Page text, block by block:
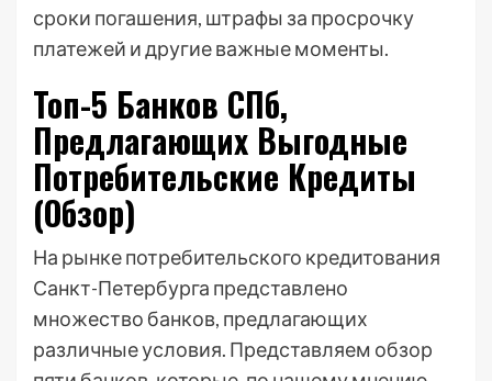
сроки погашения, штрафы за просрочку
платежей и другие важные моменты.
Топ-5 Банков СПб,
Предлагающих Выгодные
Потребительские Кредиты
(Обзор)
На рынке потребительского кредитования
Санкт-Петербурга представлено
множество банков, предлагающих
различные условия. Представляем обзор